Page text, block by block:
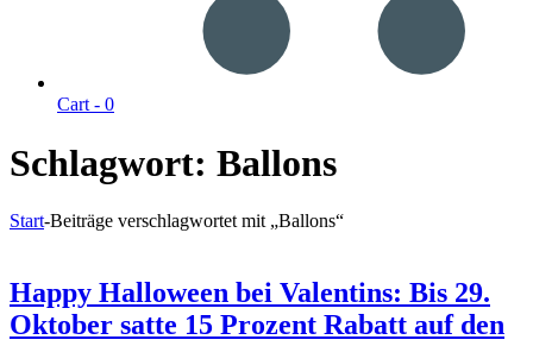
Cart - 0
Schlagwort: Ballons
Start-Beiträge verschlagwortet mit „Ballons“
Happy Halloween bei Valentins: Bis 29.
Oktober satte 15 Prozent Rabatt auf den